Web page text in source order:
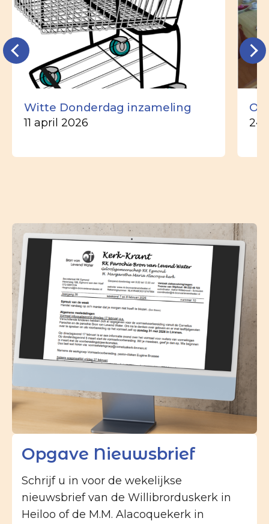
Witte Donderdag inzameling
11 april 2026 24
Opgave Nieuwsbrief
Schrijf u in voor de wekelijkse
nieuwsbrief van de Willibrorduskerk in
Heiloo of de M.M. Alacoquekerk in